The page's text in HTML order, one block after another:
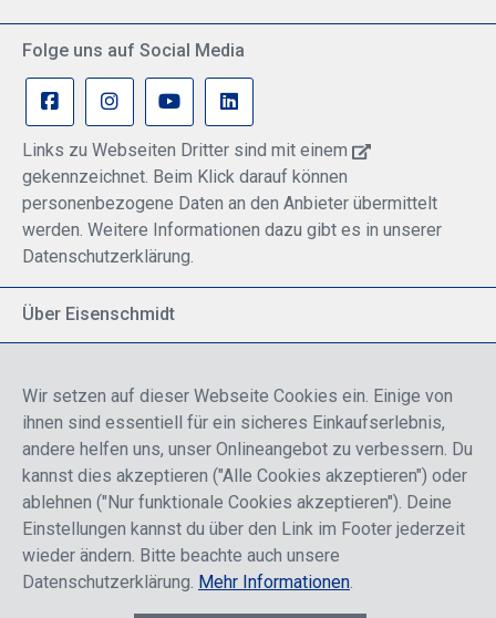
Folge uns auf Social Media
Links zu Webseiten Dritter sind mit einem
gekennzeichnet. Beim Klick darauf können
personenbezogene Daten an den Anbieter übermittelt
werden. Weitere Informationen dazu gibt es in unserer
Datenschutzerklärung.
Über Eisenschmidt
Breite Palette von Luftfahrtprodukten
Fokus auf Pilotenausbildung
Sicher einkaufen
Wir setzen auf dieser Webseite Cookies ein. Einige von
ihnen sind essentiell für ein sicheres Einkaufserlebnis,
andere helfen uns, unser Onlineangebot zu verbessern. Du
kannst dies akzeptieren ("Alle Cookies akzeptieren") oder
ablehnen ("Nur funktionale Cookies akzeptieren"). Deine
Einstellungen kannst du über den Link im Footer jederzeit
wieder ändern. Bitte beachte auch unsere
Datenschutzerklärung. Mehr Informationen.